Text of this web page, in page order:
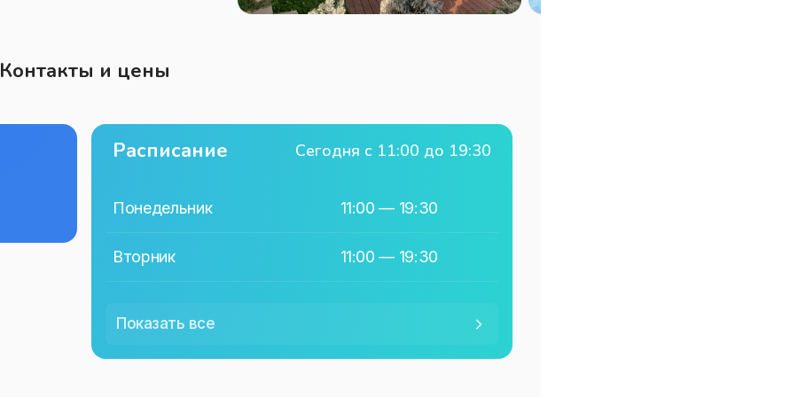
Контакты и цены
Расписание Сегодня с 11:00 до 19:30
Понедельник 11:00 — 19:30
Вторник 11:00 — 19:30
Показать все